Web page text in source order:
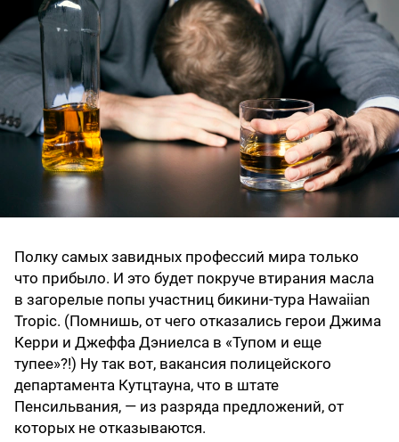
Полку самых завидных профессий мира только
что прибыло. И это будет покруче втирания масла
в загорелые попы участниц бикини-тура Hawaiian
Tropic. (Помнишь, от чего отказались герои Джима
Керри и Джеффа Дэниелса в «Тупом и еще
тупее»?!) Ну так вот, вакансия полицейского
департамента Кутцтауна, что в штате
Пенсильвания, — из разряда предложений, от
которых не отказываются.